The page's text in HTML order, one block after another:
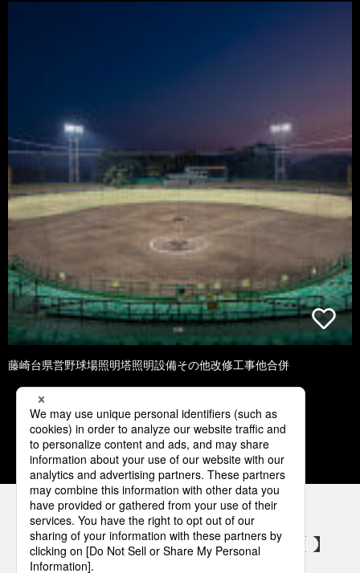
藤崎台県営野球場照明塔照明設備その他改修工事他合併
1 2 3 4 5
パナソニックの電気設備 SNSアカウント